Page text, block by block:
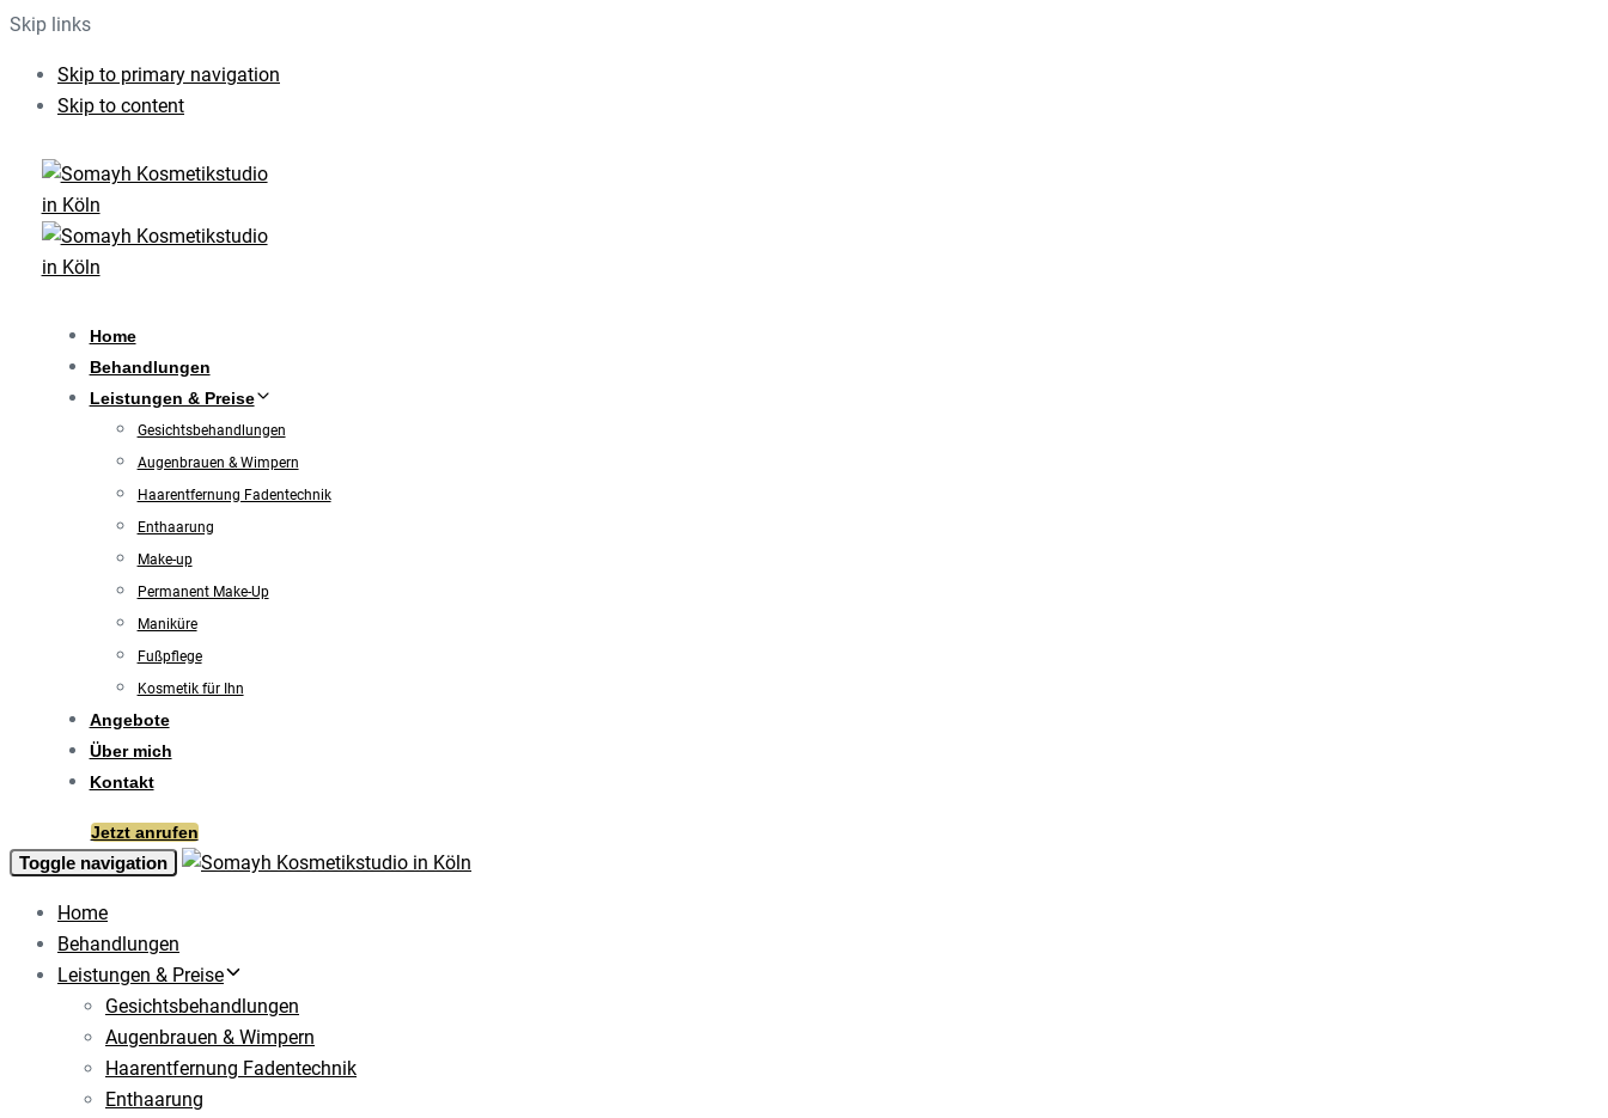
Skip links
Skip to primary navigation
Skip to content
Home
Behandlungen
Leistungen & Preise
Gesichtsbehandlungen
Augenbrauen & Wimpern
Haarentfernung Fadentechnik
Enthaarung
Make-up
Permanent Make-Up
Maniküre
Fußpflege
Kosmetik für Ihn
Angebote
Über mich
Kontakt
Jetzt anrufen
Toggle navigation
Home
Behandlungen
Leistungen & Preise
Gesichtsbehandlungen
Augenbrauen & Wimpern
Haarentfernung Fadentechnik
Enthaarung